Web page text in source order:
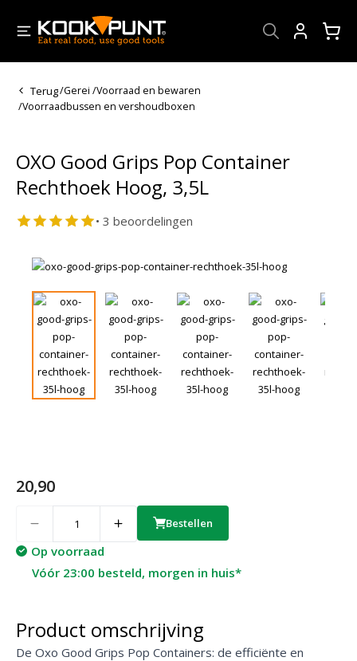
Terug/Gerei /Voorraad en bewaren
/Voorraadbussen en vershoudboxen
OXO Good Grips Pop Container
Rechthoek Hoog, 3,5L
• 3 beoordelingen
20,90
Bestellen
Op voorraad
Vóór 23:00 besteld, morgen in huis*
Product omschrijving
De Oxo Good Grips Pop Containers: de efficiënte en